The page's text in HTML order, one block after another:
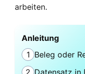
arbeiten.
Anleitung
1 Beleg oder